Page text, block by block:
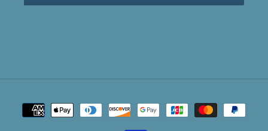
Zahlungsarten